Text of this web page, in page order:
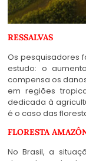
RESSALVAS
Os pesquisadores
estudo: o
compensa os
em regiões
dedicada à
é o caso das
FLORESTA
No Brasil, a